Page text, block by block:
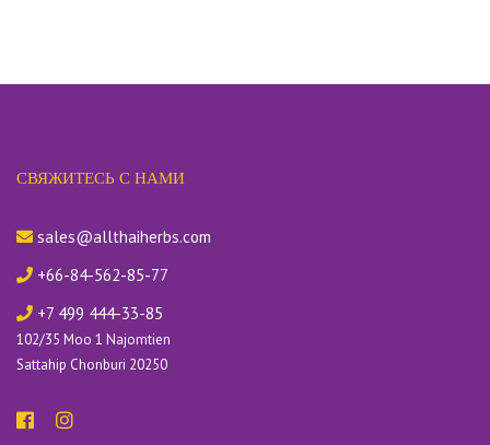
СВЯЖИТЕСЬ С НАМИ
sales@allthaiherbs.com
+66-84-562-85-77
+7 499 444-33-85
102/35 Moo 1 Najomtien
Sattahip Chonburi 20250